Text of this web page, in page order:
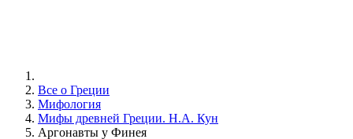
Все о Греции
Мифология
Мифы древней Греции. Н.А. Кун
Аргонавты у Финея